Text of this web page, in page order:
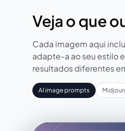
Veja o que
Cada imagem aqui
adapte-a ao seu estilo
resultados diferentes
AI image prompts